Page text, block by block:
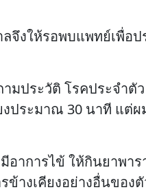
งให้รอพบแพทย์เพื่อป
ประวัติ โรคประจำตั
ประมาณ 30 นาที แต่
าการไข้ ให้กินยาพาร
างเคียงอย่างอื่นของ